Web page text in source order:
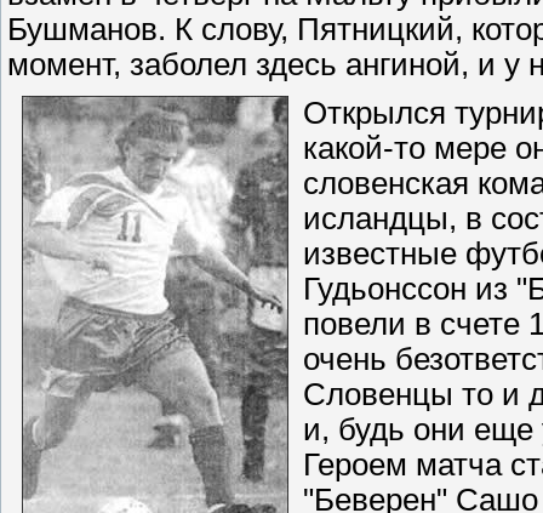
Бушманов. К слову, Пятницкий,
момент, заболел здесь ангиной, и у
Открылся
какой-то мере
словенская
исландцы, в
известные
Гудьонссон из
повели в счете
очень
Словенцы то и
и, будь они еще
Героем матча
"Беверен" Сашо